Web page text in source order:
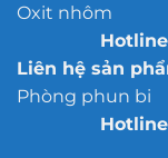
Oxit nhôm
Hotline
Liên hệ sản
Phòng phun bi